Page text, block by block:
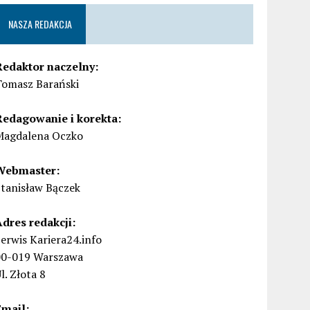
NASZA REDAKCJA
naczelny:
Barański
i korekta:
Oczko
Bączek
redakcji:
Kariera24.info
019 Warszawa
Złota 8